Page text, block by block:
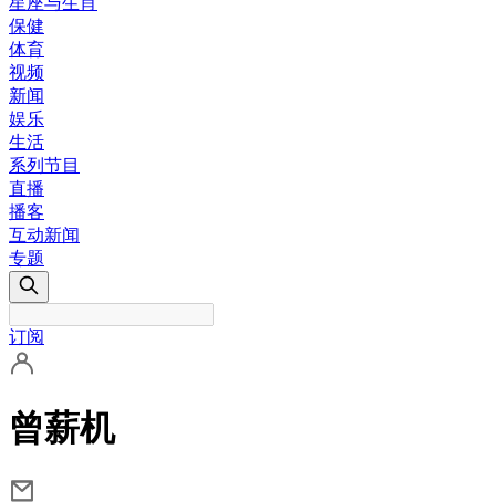
保健
体育
视频
新闻
娱乐
生活
系列节目
直播
播客
互动新闻
专题
订阅
曾薪机